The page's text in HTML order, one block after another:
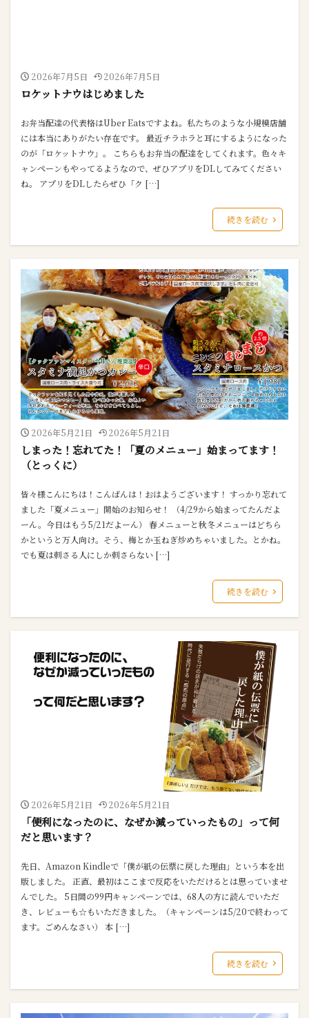
2026年7月5日 2026年7月5日
ロケットナウはじめました
お弁当配達の代表格はUber Eatsですよね。私たちのような小規模店舗
には本当にありがたい存在です。 最近チラホラと耳にするようになった
のが「ロケットナウ」。 こちらもお弁当の配達をしてくれます。色々キ
ャンペーンもやってるようなので、ぜひアプリをDLしてみてください
ね。 アプリをDLしたらぜひ「ク […]
続きを読む
2026年5月21日 2026年5月21日
しまった！忘れてた！「夏のメニュー」始まってます！
（とっくに）
皆々様こんにちは！こんばんは！おはようございます！ すっかり忘れて
ました「夏メニュー」開始のお知らせ！ （4/29から始まってたんだよ
ーん。今日はもう5/21だよーん） 春メニューと秋冬メニューはどちら
かというと万人向け。そう、梅とか玉ねぎ炒めちゃいました。とかね。
でも夏は刺さる人にしか刺さらない […]
続きを読む
2026年5月21日 2026年5月21日
「便利になったのに、なぜか減っていったもの」って何
だと思います？
先日、Amazon Kindleで「僕が紙の伝票に戻した理由」という本を出
版しました。 正直、最初はここまで反応をいただけるとは思っていませ
んでした。 5日間の99円キャンペーンでは、68人の方に読んでいただ
き、レビューも☆もいただきました。（キャンペーンは5/20で終わって
ます。ごめんなさい） 本 […]
続きを読む